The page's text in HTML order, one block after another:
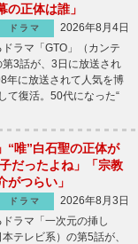
の正体は誰」
ドラマ
2026年8月4日
ラマ「GTO」（カンテ
3話が、3日に放送され
に放送されて人気を博
て復活。50代になった“
“唯”白石聖の正体が
だったよね」「宗教
がつらい」
ドラマ
2026年8月3日
ラマ「一次元の挿し
テレビ系）の第5話が、